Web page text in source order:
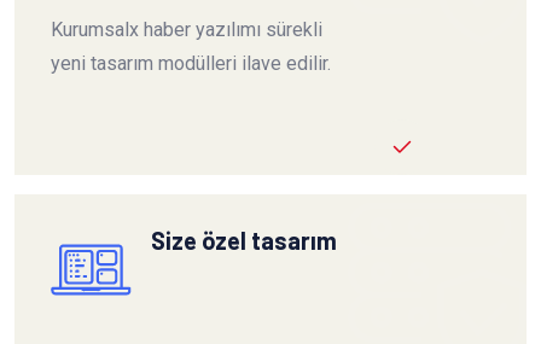
Kurumsalx haber yazılımı sürekli
yeni tasarım modülleri ilave edilir.
Size özel tasarım